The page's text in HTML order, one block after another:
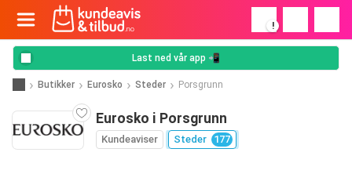
!
Last ned vår app 📲
Butikker Eurosko Steder Porsgrunn
Eurosko i Porsgrunn
Kundeaviser Steder 177